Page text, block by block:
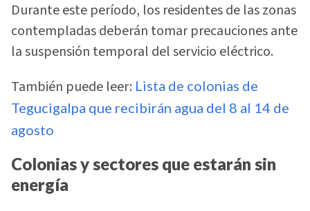
Durante este período, los residentes de las zonas
contempladas deberán tomar precauciones ante
la suspensión temporal del servicio eléctrico.
También puede leer: Lista de colonias de
Tegucigalpa que recibirán agua del 8 al 14 de
agosto
Colonias y sectores que estarán sin
energía